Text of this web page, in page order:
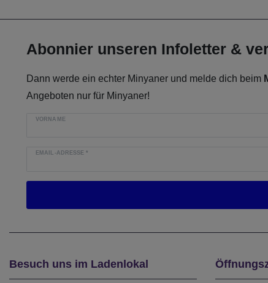
Abonnier unseren Infoletter &
Dann werde ein echter Minyaner und melde dich beim
Angeboten nur für Minyaner!
VORNAME
EMAIL-ADRESSE*
Besuch uns im Ladenlokal